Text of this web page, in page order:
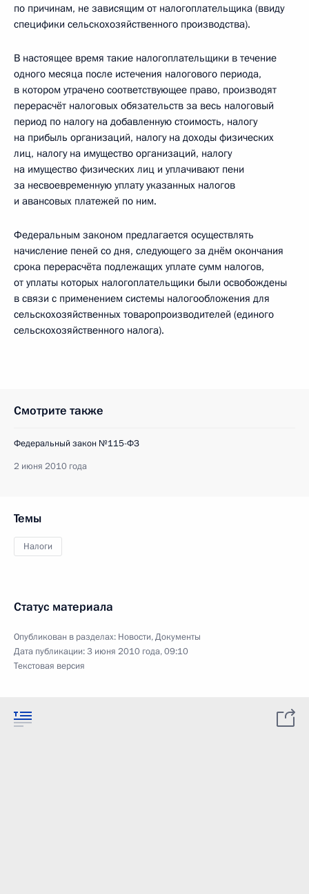
по причинам, не зависящим от налогоплательщика (ввиду
специфики сельскохозяйственного производства).
В настоящее время такие налогоплательщики в течение
одного месяца после истечения налогового периода,
в котором утрачено соответствующее право, производят
перерасчёт налоговых обязательств за весь налоговый
период по налогу на добавленную стоимость, налогу
на прибыль организаций, налогу на доходы физических
лиц, налогу на имущество организаций, налогу
на имущество физических лиц и уплачивают пени
за несвоевременную уплату указанных налогов
и авансовых платежей по ним.
Федеральным законом предлагается осуществлять
начисление пеней со дня, следующего за днём окончания
срока перерасчёта подлежащих уплате сумм налогов,
от уплаты которых налогоплательщики были освобождены
в связи с применением системы налогообложения для
сельскохозяйственных товаропроизводителей (единого
сельскохозяйственного налога).
Смотрите также
Федеральный закон №115-ФЗ
2 июня 2010 года
Темы
Налоги
Статус материала
Опубликован в разделах: Новости,Документы
Дата публикации:3 июня 2010 года, 09:10
Текстовая версия